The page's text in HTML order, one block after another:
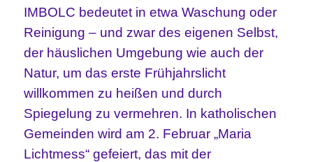
IMBOLC bedeutet in etwa Waschung oder
Reinigung – und zwar des eigenen Selbst,
der häuslichen Umgebung wie auch der
Natur, um das erste Frühjahrslicht
willkommen zu heißen und durch
Spiegelung zu vermehren. In katholischen
Gemeinden wird am 2. Februar „Maria
Lichtmess“ gefeiert, das mit der